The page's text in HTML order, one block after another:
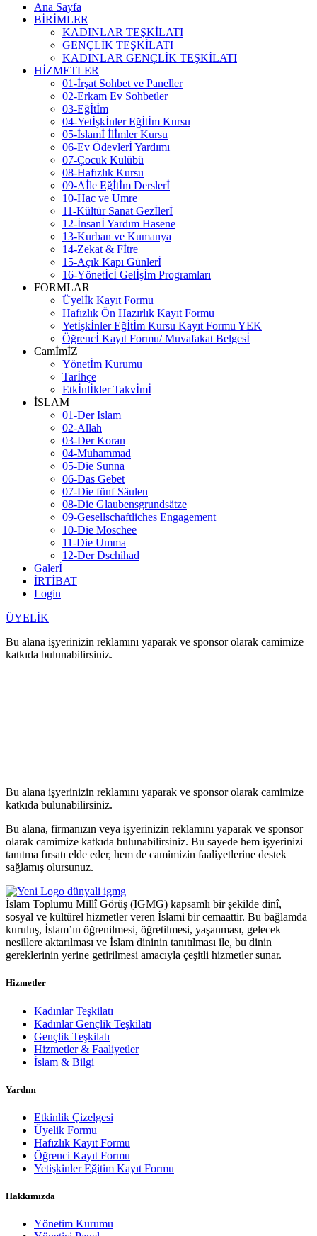
Ana Sayfa
BİRİMLER
KADINLAR TEŞKİLATI
GENÇLİK TEŞKİLATI
KADINLAR GENÇLİK TEŞKİLATI
HİZMETLER
01-İrşat Sohbet ve Paneller
02-Erkam Ev Sohbetler
03-Eğİtİm
04-Yetİşkİnler Eğİtİm Kursu
05-İslamİ İlİmler Kursu
06-Ev Ödevlerİ Yardımı
07-Çocuk Kulübü
08-Hafızlık Kursu
09-Aİle Eğİtİm Derslerİ
10-Hac ve Umre
11-Kültür Sanat Gezİlerİ
12-İnsanİ Yardım Hasene
13-Kurban ve Kumanya
14-Zekat & Fİtre
15-Açık Kapı Günlerİ
16-Yönetİcİ Gelİşİm Programları
FORMLAR
Üyelİk Kayıt Formu
Hafızlık Ön Hazırlık Kayıt Formu
Yetİşkİnler Eğİtİm Kursu Kayıt Formu YEK
Öğrencİ Kayıt Formu/ Muvafakat Belgesİ
CamİmİZ
Yönetİm Kurumu
Tarİhçe
Etkİnlİkler Takvİmİ
İSLAM
01-Der Islam
02-Allah
03-Der Koran
04-Muhammad
05-Die Sunna
06-Das Gebet
07-Die fünf Säulen
08-Die Glaubensgrundsätze
09-Gesellschaftliches Engagement
10-Die Moschee
11-Die Umma
12-Der Dschihad
Galerİ
İRTİBAT
Login
ÜYELİK
Bu alana işyerinizin reklamını yaparak ve sponsor olarak camimize
katkıda bulunabilirsiniz.
Bu alana işyerinizin reklamını yaparak ve sponsor olarak camimize
katkıda bulunabilirsiniz.
Bu alana, firmanızın veya işyerinizin reklamını yaparak ve sponsor
olarak camimize katkıda bulunabilirsiniz. Bu sayede hem işyerinizi
tanıtma fırsatı elde eder, hem de camimizin faaliyetlerine destek
sağlamış olursunuz.
İslam Toplumu Millî Görüş (IGMG) kapsamlı bir şekilde dinî,
sosyal ve kültürel hizmetler veren İslami bir cemaattir. Bu bağlamda
kuruluş, İslam’ın öğrenilmesi, öğretilmesi, yaşanması, gelecek
nesillere aktarılması ve İslam dininin tanıtılması ile, bu dinin
gereklerinin yerine getirilmesi amacıyla çeşitli hizmetler sunar.
Hizmetler
Kadınlar Teşkilatı
Kadınlar Gençlik Teşkilatı
Gençlik Teşkilatı
Hizmetler & Faaliyetler
İslam & Bilgi
Yardım
Etkinlik Çizelgesi
Üyelik Formu
Hafızlık Kayıt Formu
Öğrenci Kayıt Formu
Yetişkinler Eğitim Kayıt Formu
Hakkımızda
Yönetim Kurumu